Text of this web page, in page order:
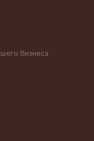
бизнеса